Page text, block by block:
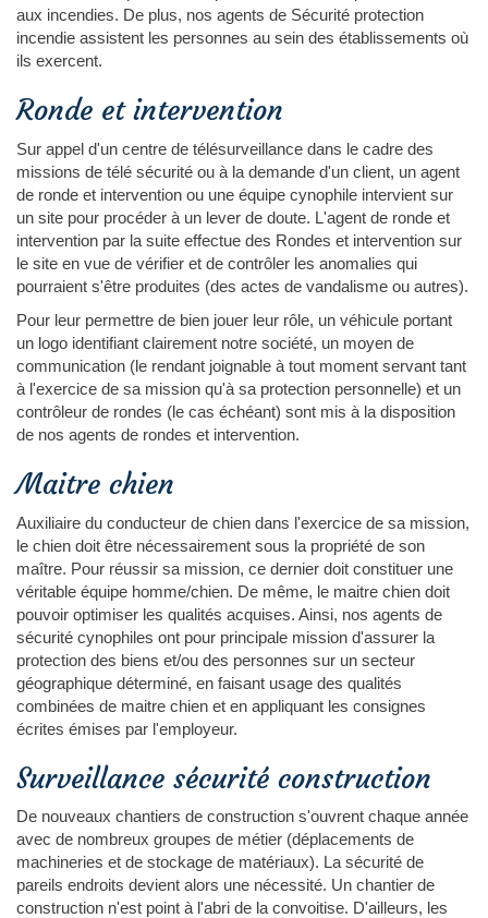
aux incendies. De plus, nos agents de Sécurité protection
incendie assistent les personnes au sein des établissements où
ils exercent.
Ronde et intervention
Sur appel d'un centre de télésurveillance dans le cadre des
missions de télé sécurité ou à la demande d'un client, un agent
de ronde et intervention ou une équipe cynophile intervient sur
un site pour procéder à un lever de doute. L'agent de ronde et
intervention par la suite effectue des Rondes et intervention sur
le site en vue de vérifier et de contrôler les anomalies qui
pourraient s'être produites (des actes de vandalisme ou autres).
Pour leur permettre de bien jouer leur rôle, un véhicule portant
un logo identifiant clairement notre société, un moyen de
communication (le rendant joignable à tout moment servant tant
à l'exercice de sa mission qu'à sa protection personnelle) et un
contrôleur de rondes (le cas échéant) sont mis à la disposition
de nos agents de rondes et intervention.
Maitre chien
Auxiliaire du conducteur de chien dans l'exercice de sa mission,
le chien doit être nécessairement sous la propriété de son
maître. Pour réussir sa mission, ce dernier doit constituer une
véritable équipe homme/chien. De même, le maitre chien doit
pouvoir optimiser les qualités acquises. Ainsi, nos agents de
sécurité cynophiles ont pour principale mission d'assurer la
protection des biens et/ou des personnes sur un secteur
géographique déterminé, en faisant usage des qualités
combinées de maitre chien et en appliquant les consignes
écrites émises par l'employeur.
Surveillance sécurité construction
De nouveaux chantiers de construction s'ouvrent chaque année
avec de nombreux groupes de métier (déplacements de
machineries et de stockage de matériaux). La sécurité de
pareils endroits devient alors une nécessité. Un chantier de
construction n'est point à l'abri de la convoitise. D'ailleurs, les